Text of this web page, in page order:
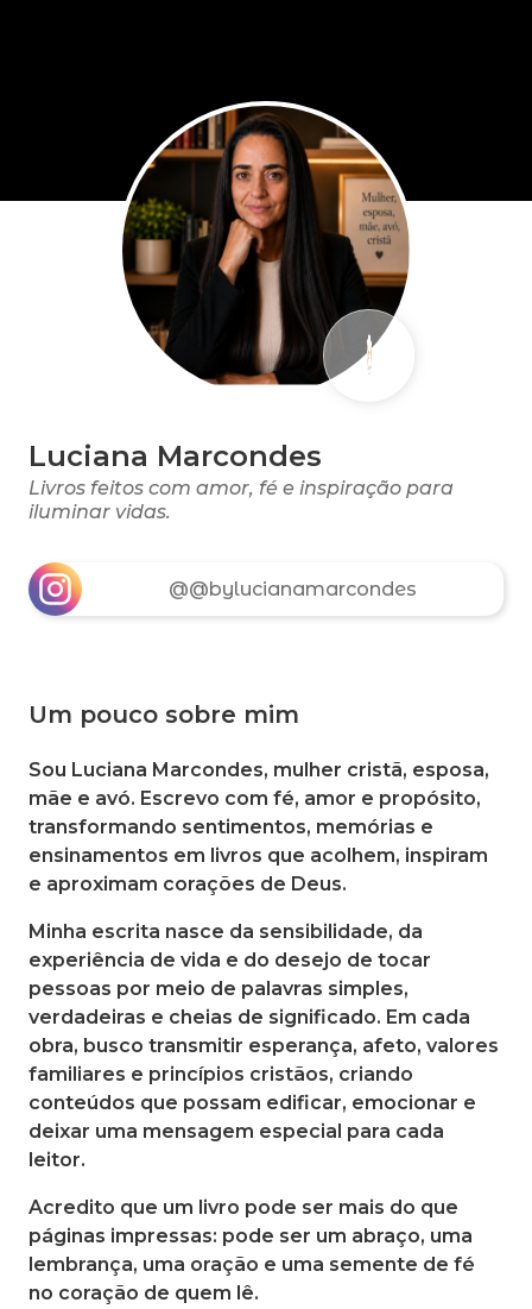
Luciana Marcondes
Livros feitos com amor, fé e inspiração para
iluminar vidas.
@@bylucianamarcondes
Um pouco sobre mim
Sou Luciana Marcondes, mulher cristã, esposa,
mãe e avó. Escrevo com fé, amor e propósito,
transformando sentimentos, memórias e
ensinamentos em livros que acolhem, inspiram
e aproximam corações de Deus.
Minha escrita nasce da sensibilidade, da
experiência de vida e do desejo de tocar
pessoas por meio de palavras simples,
verdadeiras e cheias de significado. Em cada
obra, busco transmitir esperança, afeto, valores
familiares e princípios cristãos, criando
conteúdos que possam edificar, emocionar e
deixar uma mensagem especial para cada
leitor.
Acredito que um livro pode ser mais do que
páginas impressas: pode ser um abraço, uma
lembrança, uma oração e uma semente de fé
no coração de quem lê.